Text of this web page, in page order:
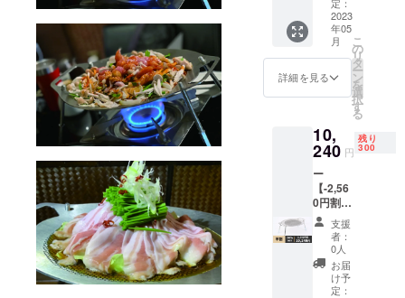
「笑倍」に
なっていく
べきだと考
えていま
世界中の魅
力的な商品
や、創造力
豊かなモノ
づくりを通
じて、人々
に笑顔と幸
せを届ける
ことができ
袋×１
・ハン
ドルカ
バー×2
・フラ
イネッ
円
→
CAMPF
IRE販売
価格
9,600円
（消費
料込）
■Lagur
us All-
round
PLATE
x １
式 ■
セット
内容 ・
本体×1
・収納
袋×１
2023
年05
月
詳細を見る
こ
の
リ
タ
ー
ン
を
選
択
す
る
10,
240 円
残り
300
ー
【-2,56
0円割
引】300
名限
定ー
【定
価】
12,800
支援
者：
0人
お届
け予
定：